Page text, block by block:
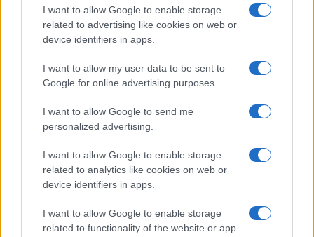
I want to allow Google to enable storage
related to advertising like cookies on web or
device identifiers in apps.
I want to allow my user data to be sent to
Google for online advertising purposes.
I want to allow Google to send me
personalized advertising.
I want to allow Google to enable storage
related to analytics like cookies on web or
device identifiers in apps.
I want to allow Google to enable storage
related to functionality of the website or app.
Codacons denuncia: i problemi che affliggono la Sicilia
tra carburanti, spiagge e incendi
Matteo Pellegrino · 25 Lug 2026